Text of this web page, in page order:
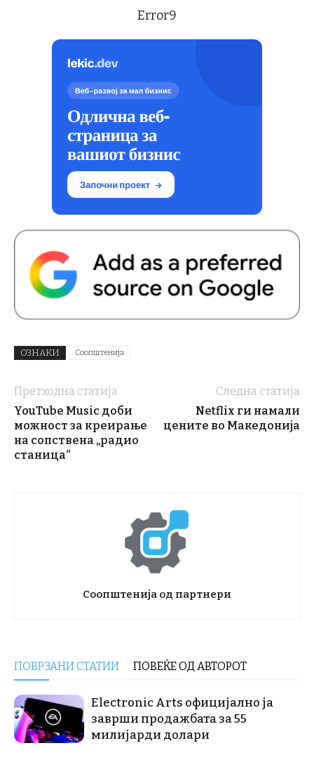
Error9
ОЗНАКИ Соопштенија
Претходна статија
YouTube Music доби
можност за креирање
на сопствена „радио
станица“
Следна статија
Netflix ги намали
цените во Македонија
Соопштенија од партнери
ПОВРЗАНИ СТАТИИ ПОВЕЌЕ ОД АВТОРОТ
Electronic Arts официјално ја
заврши продажбата за 55
милијарди долари